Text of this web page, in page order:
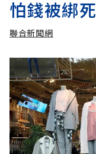
怕錢被綁死
聯合新聞網